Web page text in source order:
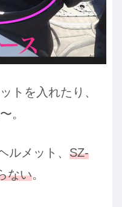
トを入れたり、
。
ルメット、 SZ-
ない。